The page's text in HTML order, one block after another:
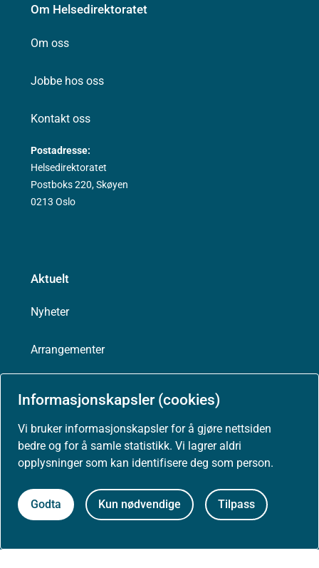
Informasjonskapsler (cookies)
Vi bruker informasjonskapsler for å gjøre nettsiden
bedre og for å samle statistikk. Vi lagrer aldri
opplysninger som kan identifisere deg som person.
Godta Kun nødvendige Tilpass
Om Helsedirektoratet
Om oss
Jobbe hos oss
Kontakt oss
Postadresse:
Helsedirektoratet
Postboks 220, Skøyen
0213 Oslo
Aktuelt
Nyheter
Arrangementer
Presse
Om nettstedet